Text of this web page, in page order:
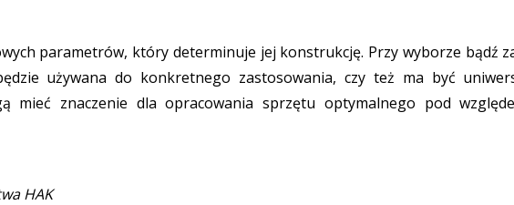
parametrów, który determinuje jej konstrukcję. Przy wyborze bądź
używana do konkretnego zastosowania, czy też ma być
mieć znaczenie dla opracowania sprzętu optymalnego pod
HAK